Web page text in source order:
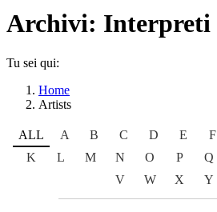
Archivi: Interpreti
Tu sei qui:
Home
Artists
ALL A B C D E F
K
L M N O P Q
V
W X Y